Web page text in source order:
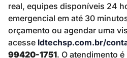
real, equipes disponíveis 24
emergencial em até 30
orçamento ou agendar uma
acesse ldtechsp.com.br/
99420-1751. O atendimento